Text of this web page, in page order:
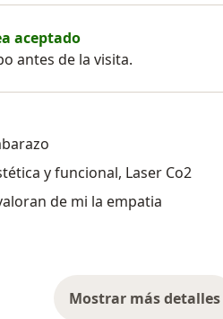
aceptado
antes de la visita.
y funcional, Laser Co2
de mi la empatia
Mostrar más detalles
sobre la